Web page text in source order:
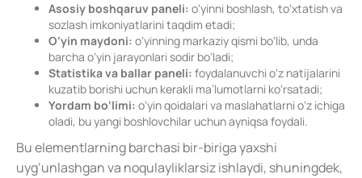
Asosiy boshqaruv paneli: o‘yinni boshlash, to‘xtatish va
sozlash imkoniyatlarini taqdim etadi;
O‘yin maydoni: o‘yinning markaziy qismi bo‘lib, unda
barcha o‘yin jarayonlari sodir bo‘ladi;
Statistika va ballar paneli: foydalanuvchi o‘z natijalarini
kuzatib borishi uchun kerakli ma’lumotlarni ko‘rsatadi;
Yordam bo‘limi: o‘yin qoidalari va maslahatlarni o‘z ichiga
oladi, bu yangi boshlovchilar uchun ayniqsa foydali.
Bu elementlarning barchasi bir-biriga yaxshi
uyg‘unlashgan va noqulayliklarsiz ishlaydi, shuningdek,